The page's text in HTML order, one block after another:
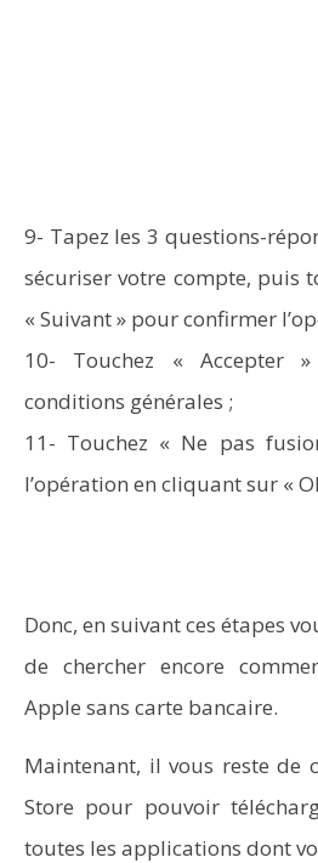
9- Tapez les 3 questions-
sécuriser votre compte, puis
« Suivant » pour confirmer
10- Touchez « Accepter
conditions générales ;
11- Touchez « Ne pas
l’opération en cliquant sur «
Donc, en suivant ces étapes
de chercher encore
Apple sans carte bancaire.
Maintenant, il vous reste de
Store pour pouvoir
toutes les applications dont